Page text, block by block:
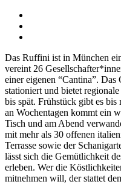
Das Ruffini ist in München
vereint 26
einer eigenen “Cantina”.
stationiert und bietet
bis spät. Frühstück gibt es bis
an Wochentagen kommt ein
Tisch und am Abend
mit mehr als 30 offenen
Terrasse sowie der
lässt sich die Gemütlichkeit
erleben. Wer die
mitnehmen will, der stattet